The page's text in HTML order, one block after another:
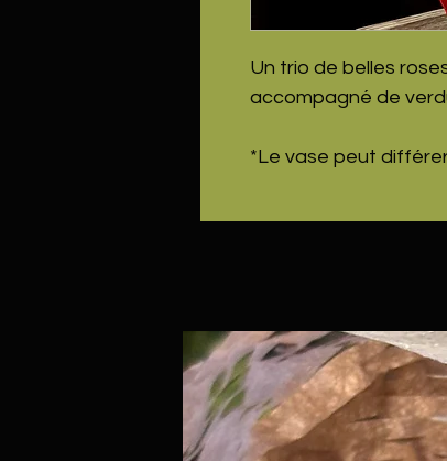
Un trio de belles
accompagné de
*Le vase peut